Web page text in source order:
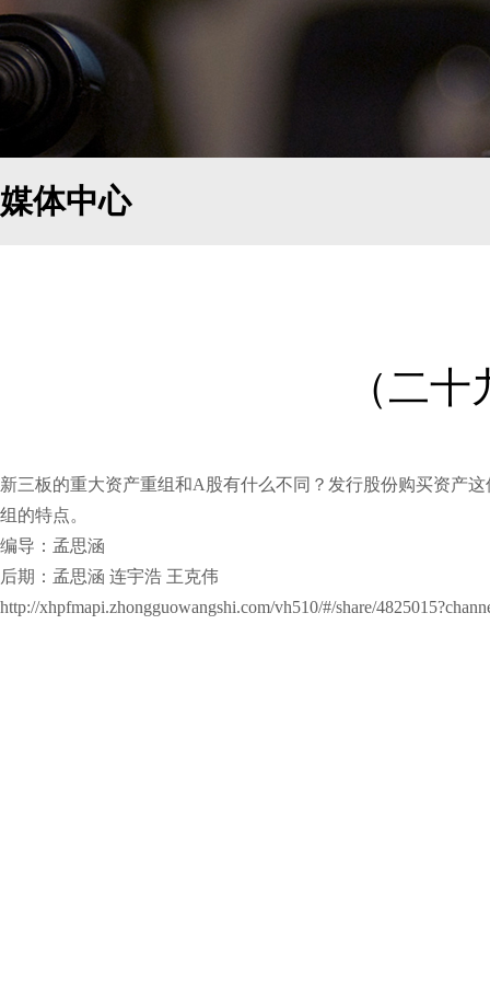
媒体中心
（二
新三板的重大资产重组和A股有什么不同？发行股份购买资产
组的特点。
编导：孟思涵
后期：孟思涵 连宇浩 王克伟
http://xhpfmapi.zhongguowangshi.com/vh510/#/share/